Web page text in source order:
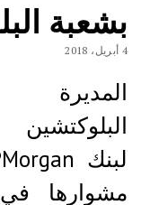
بشعبة
4 أبريل، 2018
مشوارها